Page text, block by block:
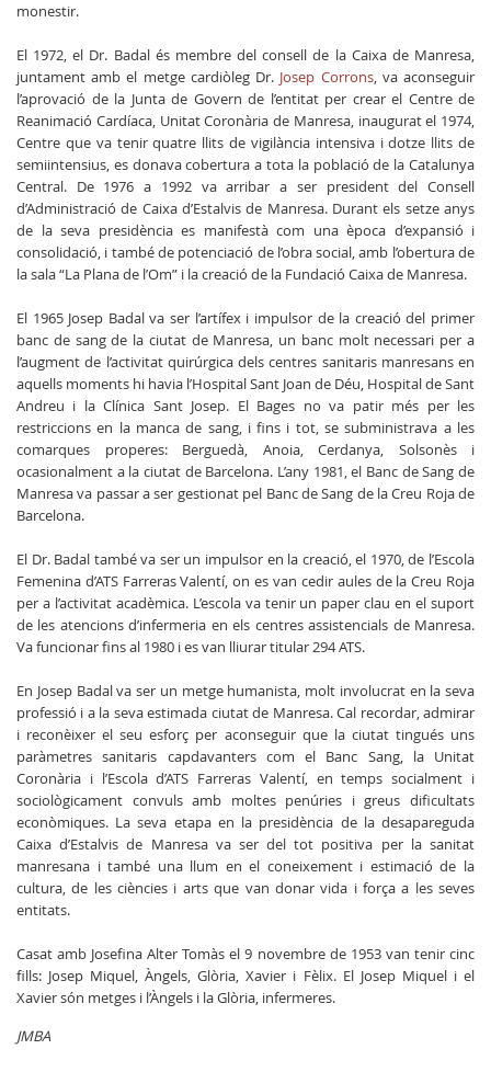
monestir.
El 1972, el Dr. Badal és membre del consell de la Caixa de Manresa,
juntament amb el metge cardiòleg Dr. Josep Corrons, va aconseguir
l’aprovació de la Junta de Govern de l’entitat per crear el Centre de
Reanimació Cardíaca, Unitat Coronària de Manresa, inaugurat el 1974,
Centre que va tenir quatre llits de vigilància intensiva i dotze llits de
semiintensius, es donava cobertura a tota la població de la Catalunya
Central. De 1976 a 1992 va arribar a ser president del Consell
d’Administració de Caixa d’Estalvis de Manresa. Durant els setze anys
de la seva presidència es manifestà com una època d’expansió i
consolidació, i també de potenciació de l’obra social, amb l’obertura de
la sala “La Plana de l’Om” i la creació de la Fundació Caixa de Manresa.
El 1965 Josep Badal va ser l’artífex i impulsor de la creació del primer
banc de sang de la ciutat de Manresa, un banc molt necessari per a
l’augment de l’activitat quirúrgica dels centres sanitaris manresans en
aquells moments hi havia l’Hospital Sant Joan de Déu, Hospital de Sant
Andreu i la Clínica Sant Josep. El Bages no va patir més per les
restriccions en la manca de sang, i fins i tot, se subministrava a les
comarques properes: Berguedà, Anoia, Cerdanya, Solsonès i
ocasionalment a la ciutat de Barcelona. L’any 1981, el Banc de Sang de
Manresa va passar a ser gestionat pel Banc de Sang de la Creu Roja de
Barcelona.
El Dr. Badal també va ser un impulsor en la creació, el 1970, de l’Escola
Femenina d’ATS Farreras Valentí, on es van cedir aules de la Creu Roja
per a l’activitat acadèmica. L’escola va tenir un paper clau en el suport
de les atencions d’infermeria en els centres assistencials de Manresa.
Va funcionar fins al 1980 i es van lliurar titular 294 ATS.
En Josep Badal va ser un metge humanista, molt involucrat en la seva
professió i a la seva estimada ciutat de Manresa. Cal recordar, admirar
i reconèixer el seu esforç per aconseguir que la ciutat tingués uns
paràmetres sanitaris capdavanters com el Banc Sang, la Unitat
Coronària i l’Escola d’ATS Farreras Valentí, en temps socialment i
sociològicament convuls amb moltes penúries i greus dificultats
econòmiques. La seva etapa en la presidència de la desapareguda
Caixa d’Estalvis de Manresa va ser del tot positiva per la sanitat
manresana i també una llum en el coneixement i estimació de la
cultura, de les ciències i arts que van donar vida i força a les seves
entitats.
Casat amb Josefina Alter Tomàs el 9 novembre de 1953 van tenir cinc
fills: Josep Miquel, Àngels, Glòria, Xavier i Fèlix. El Josep Miquel i el
Xavier són metges i l’Àngels i la Glòria, infermeres.
JMBA